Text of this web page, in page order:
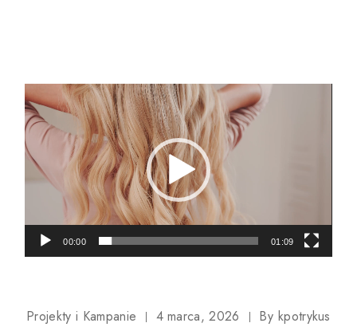
Odtwarzacz
video
00:00 01:09
Projekty i Kampanie 4 marca, 2026 By kpotrykus